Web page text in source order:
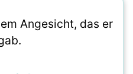
Angesicht, das er